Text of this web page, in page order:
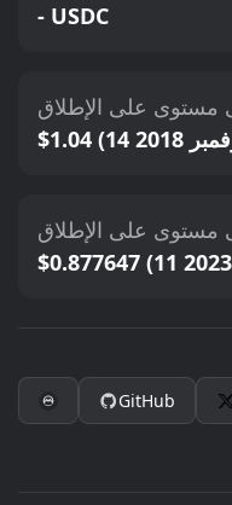
- USDC
مستوى على الإطلاق
مستوى على الإطلاق
GitHub